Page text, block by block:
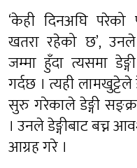
‘केही दिनअघि परेको
खतरा रहेको छ’,
जम्मा हुँदा त्यसमा
गर्दछ । त्यही लामखुट्टेले
सुरु गरेकाले डेङ्गी
। उनले डेङ्गीबाट बच्न
आग्रह गरे ।